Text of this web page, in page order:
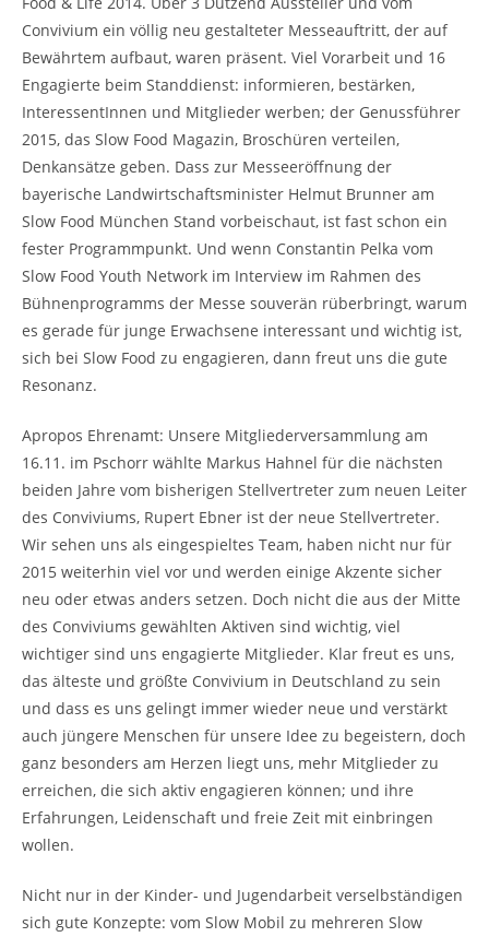
Convivium ein völlig neu gestalteter Messeauftritt, der auf
Bewährtem aufbaut, waren präsent. Viel Vorarbeit und 16
Engagierte beim Standdienst: informieren, bestärken,
InteressentInnen und Mitglieder werben; der Genussführer
2015, das Slow Food Magazin, Broschüren verteilen,
Denkansätze geben. Dass zur Messeeröffnung der
bayerische Landwirtschaftsminister Helmut Brunner am
Slow Food München Stand vorbeischaut, ist fast schon ein
fester Programmpunkt. Und wenn Constantin Pelka vom
Slow Food Youth Network im Interview im Rahmen des
Bühnenprogramms der Messe souverän rüberbringt, warum
es gerade für junge Erwachsene interessant und wichtig ist,
sich bei Slow Food zu engagieren, dann freut uns die gute
Resonanz.
Apropos Ehrenamt: Unsere Mitgliederversammlung am
16.11. im Pschorr wählte Markus Hahnel für die nächsten
beiden Jahre vom bisherigen Stellvertreter zum neuen Leiter
des Conviviums, Rupert Ebner ist der neue Stellvertreter.
Wir sehen uns als eingespieltes Team, haben nicht nur für
2015 weiterhin viel vor und werden einige Akzente sicher
neu oder etwas anders setzen. Doch nicht die aus der Mitte
des Conviviums gewählten Aktiven sind wichtig, viel
wichtiger sind uns engagierte Mitglieder. Klar freut es uns,
das älteste und größte Convivium in Deutschland zu sein
und dass es uns gelingt immer wieder neue und verstärkt
auch jüngere Menschen für unsere Idee zu begeistern, doch
ganz besonders am Herzen liegt uns, mehr Mitglieder zu
erreichen, die sich aktiv engagieren können; und ihre
Erfahrungen, Leidenschaft und freie Zeit mit einbringen
wollen.
Nicht nur in der Kinder- und Jugendarbeit verselbständigen
sich gute Konzepte: vom Slow Mobil zu mehreren Slow